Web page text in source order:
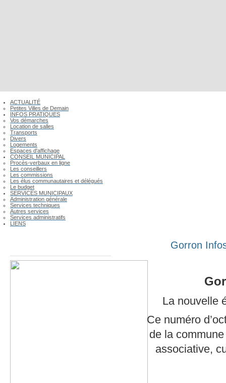
ACTUALITÉ
Petites Villes de Demain
INFOS PRATIQUES
Vos démarches
Location de salles
Transports
Divers
Logements
Espaces d'affichage
CONSEIL MUNICIPAL
Procès-verbaux en ligne
Les conseillers
Les commissions
Les élus communautaires et délégués
Le budget
SERVICES MUNICIPAUX
Administration générale
Services techniques
Autres services
Services administratifs
LIENS
Gorron
La nouvelle
Ce numéro
de la
associative,